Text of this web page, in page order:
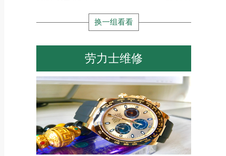
换一组看看
劳力士维修